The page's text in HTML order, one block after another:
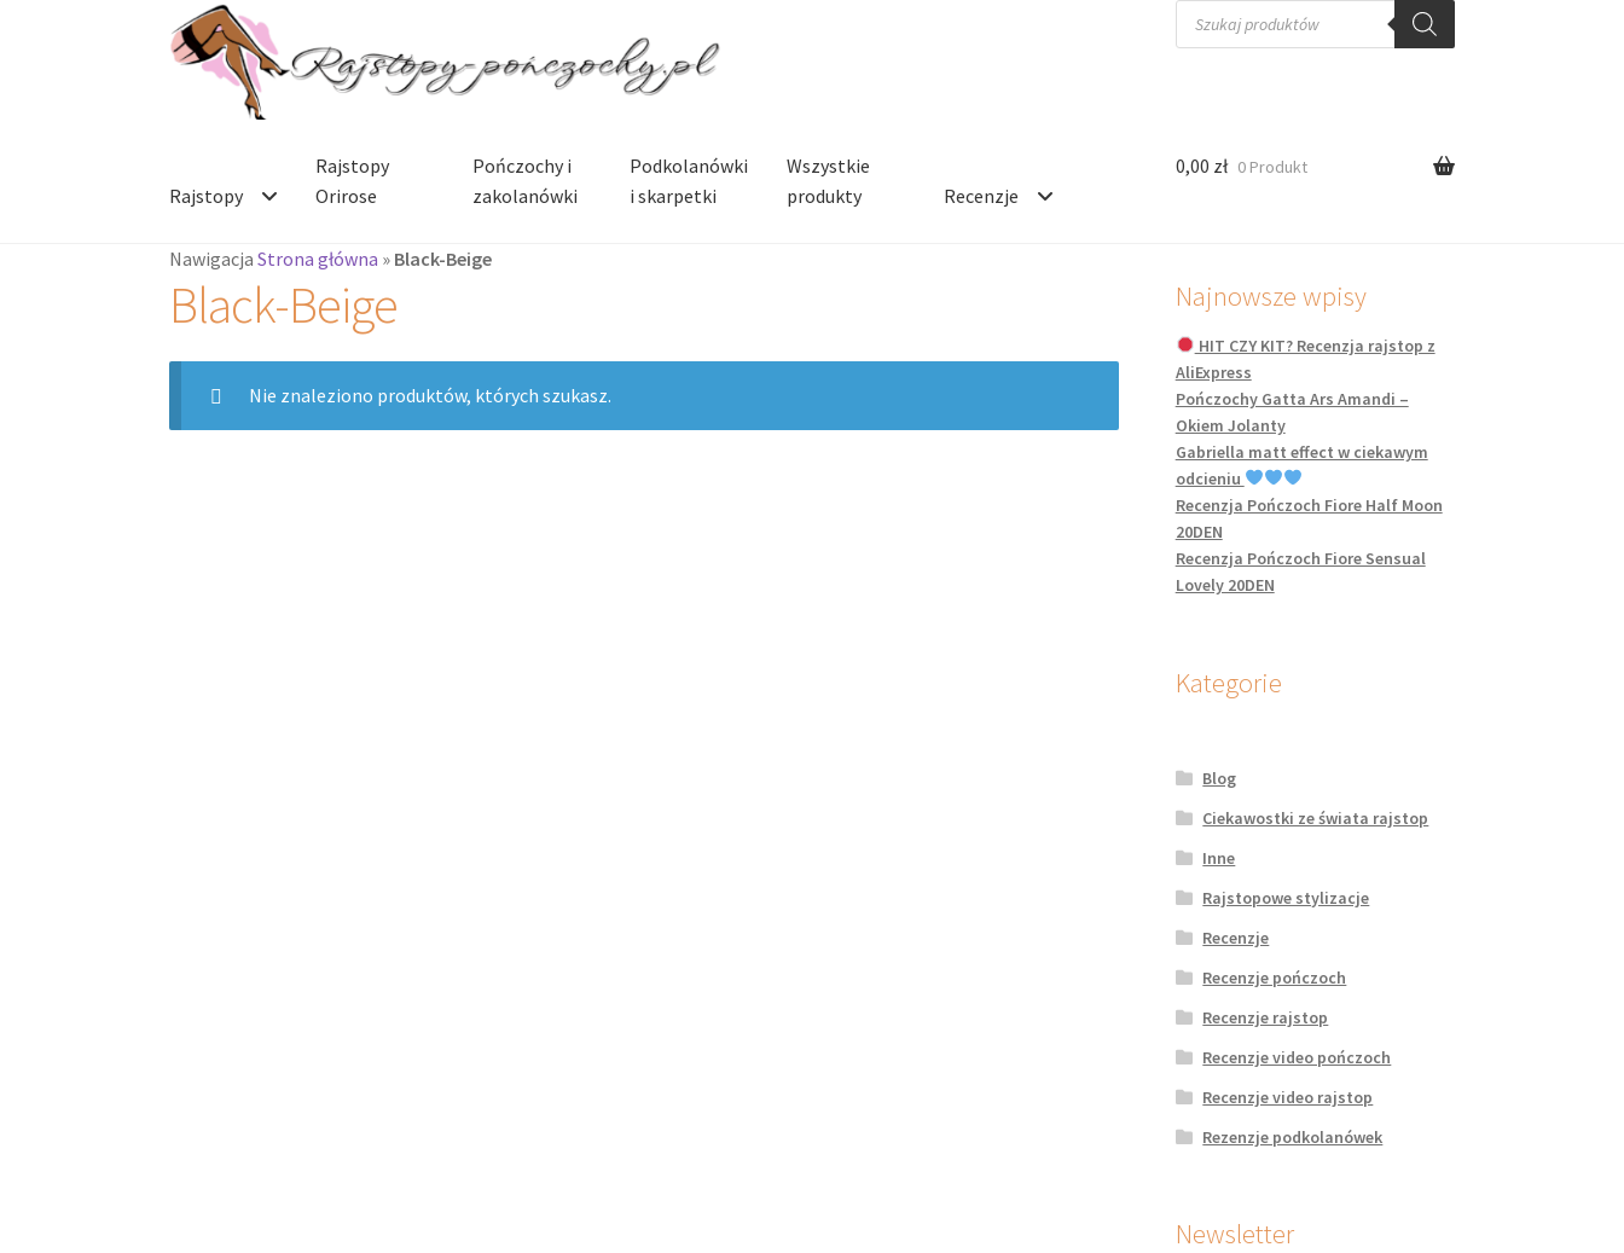
Przejdź
do
nawigacji
Przejdź
do
treści
Wyszukiwarka
produktów
Rajstopy
Rajstopy
Orirose
Pończochy i
zakolanówki
Podkolanówki
i skarpetki
Wszystkie
produkty
Recenzje
0,00 zł 0 Produkt
NawigacjaStrona główna » Black-Beige
Black-Beige
Nie znaleziono produktów, których szukasz.
Najnowsze wpisy
HIT CZY KIT? Recenzja rajstop z
AliExpress
Pończochy Gatta Ars Amandi –
Okiem Jolanty
Gabriella matt effect w ciekawym
odcieniu
Recenzja Pończoch Fiore Half Moon
20DEN
Recenzja Pończoch Fiore Sensual
Lovely 20DEN
Kategorie
Blog
Ciekawostki ze świata rajstop
Inne
Rajstopowe stylizacje
Recenzje
Recenzje pończoch
Recenzje rajstop
Recenzje video pończoch
Recenzje video rajstop
Rezenzje podkolanówek
Newsletter